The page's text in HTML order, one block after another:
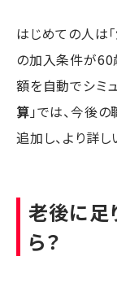
はじめての人は「
の加入条件が60
額を自動でシミュ
算 」では、今後
追加し、より詳し
老後に足
ら？